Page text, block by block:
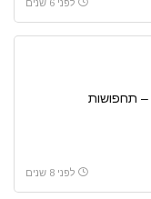
לפני 6 שנים
לפני 8 שנים